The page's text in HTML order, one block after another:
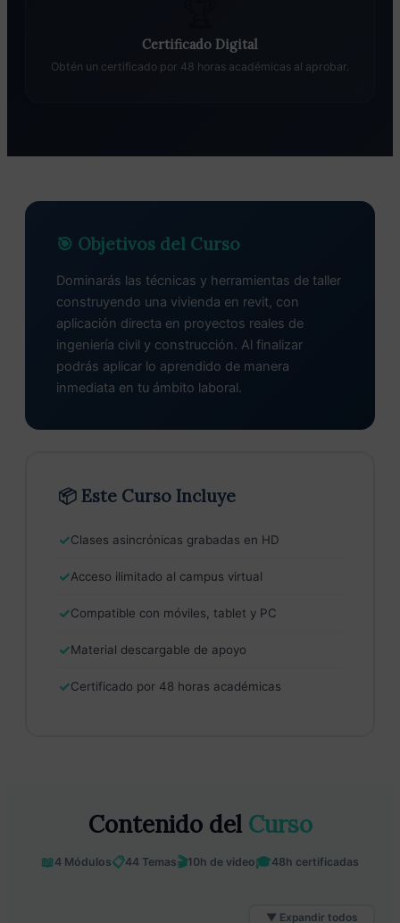
Certificado Digital
Obtén un certificado por 48 horas académicas al aprobar.
🎯 Objetivos del Curso
Dominarás las técnicas y herramientas de taller
construyendo una vivienda en revit, con
aplicación directa en proyectos reales de
ingeniería civil y construcción. Al finalizar
podrás aplicar lo aprendido de manera
inmediata en tu ámbito laboral.
📦 Este Curso Incluye
✓Clases asincrónicas grabadas en HD
✓Acceso ilimitado al campus virtual
✓Compatible con móviles, tablet y PC
✓Material descargable de apoyo
✓Certificado por 48 horas académicas
Contenido del Curso
📖 4 Módulos📋44 Temas🎬10h de video🎓48h certificadas
▼ Expandir todos